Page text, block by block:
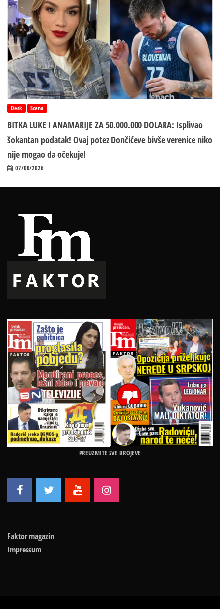
Desk Scena
BITKA LUKE I ANAMARIJE ZA 50.000.000 DOLARA: Isplivao
šokantan podatak! Ovaj potez Dončićeve bivše verenice niko
nije mogao da očekuje!
07/08/2026
PREUZMITE SVE BROJEVE
Faktor magazin
Impressum